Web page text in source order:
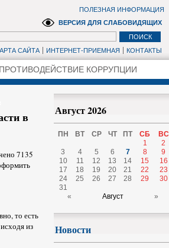
САЙТА ИНТЕРНЕТ-ПРИЕМНАЯ КОНТАКТЫ
ВЕРСИЯ ДЛЯ СЛАБОВИДЯЩИХ
ПОЛЕЗНАЯ ИНФОРМАЦИЯ
ПРОТИВОДЕЙСТВИЕ КОРРУПЦИИ
в
7135
то есть
из
Август 2026
ПН ВТ СР ЧТ ПТ СБ
ВС
1
2
3
4 5 6 7 8
9
10
11 12 13 14 15
16
17
18 19 20 21 22
23
24
25 26 27 28 29
30
31
«
Август »
Новости